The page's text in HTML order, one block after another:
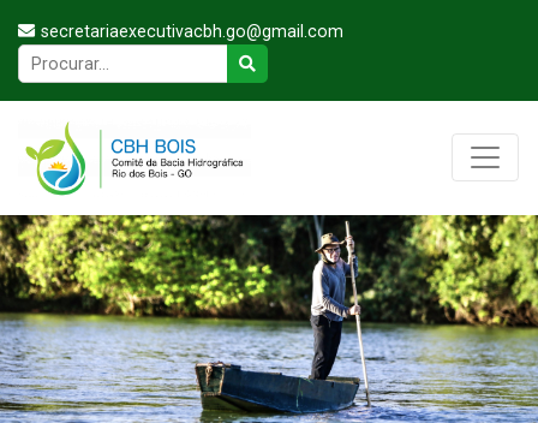
secretariaexecutivacbh.go@gmail.com